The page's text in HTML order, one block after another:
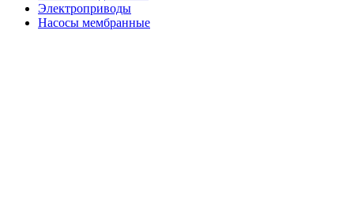
Электроприводы
Насосы мембранные